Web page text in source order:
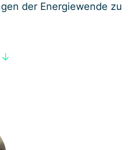
der Energiewende zu